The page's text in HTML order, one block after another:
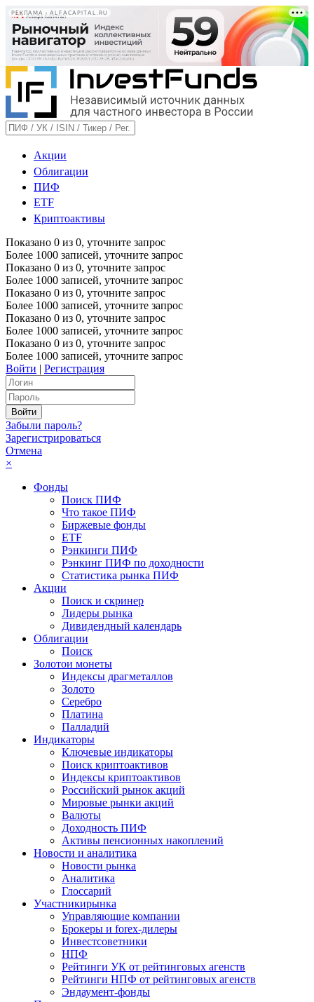
РЕКЛАМА • ALFACAPITAL.RU
Акции
Облигации
ПИФ
ETF
Криптоактивы
Показано 0 из 0, уточните запрос
Более 1000 записей, уточните запрос
Показано 0 из 0, уточните запрос
Более 1000 записей, уточните запрос
Показано 0 из 0, уточните запрос
Более 1000 записей, уточните запрос
Показано 0 из 0, уточните запрос
Более 1000 записей, уточните запрос
Показано 0 из 0, уточните запрос
Более 1000 записей, уточните запрос
Войти | Регистрация
Забыли пароль?
Зарегистрироваться
Отмена
×
Фонды
Поиск ПИФ
Что такое ПИФ
Биржевые фонды
ETF
Рэнкинги ПИФ
Рэнкинг ПИФ по доходности
Статистика рынка ПИФ
Акции
Поиск и скринер
Лидеры рынка
Дивидендный календарь
Облигации
Поиск
Золотои монеты
Индексы драгметаллов
Золото
Серебро
Платина
Палладий
Индикаторы
Ключевые индикаторы
Поиск криптоактивов
Индексы криптоактивов
Российский рынок акций
Мировые рынки акций
Валюты
Доходность ПИФ
Активы пенсионных накоплений
Новости и аналитика
Новости рынка
Аналитика
Глоссарий
Участникирынка
Управляющие компании
Брокеры и forex-дилеры
Инвестсоветники
НПФ
Рейтинги УК от рейтинговых агенств
Рейтинги НПФ от рейтинговых агенств
Эндаумент-фонды